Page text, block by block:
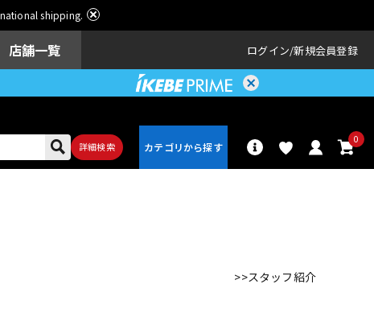
shipping.
店舗一覧 ログイン 新規会員登録
詳細検索
0
>>スタッフ紹介